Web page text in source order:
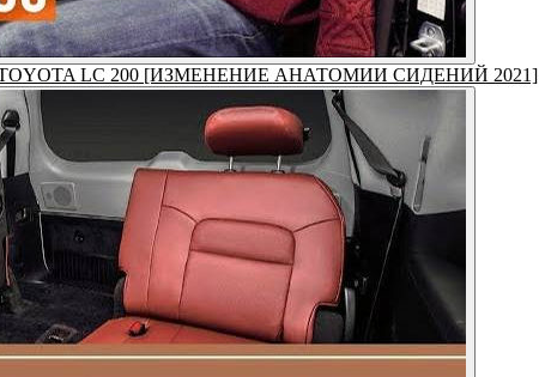
TOYOTA LC 200 [ИЗМЕНЕНИЕ АНАТОМИИ СИДЕНИЙ 2021]